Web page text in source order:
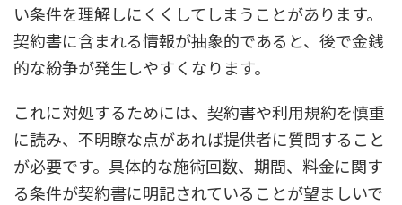
い条件を理解しにくくしてしまうことがあります。
契約書に含まれる情報が抽象的であると、後で金銭
的な紛争が発生しやすくなります。
これに対処するためには、契約書や利用規約を慎重
に読み、不明瞭な点があれば提供者に質問すること
が必要です。具体的な施術回数、期間、料金に関す
る条件が契約書に明記されていることが望ましいで